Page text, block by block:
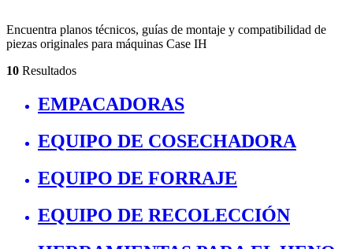
Encuentra planos técnicos, guías de montaje y compatibilidad de
piezas originales para máquinas Case IH
10 Resultados
EMPACADORAS
EQUIPO DE COSECHADORA
EQUIPO DE FORRAJE
EQUIPO DE RECOLECCIÓN